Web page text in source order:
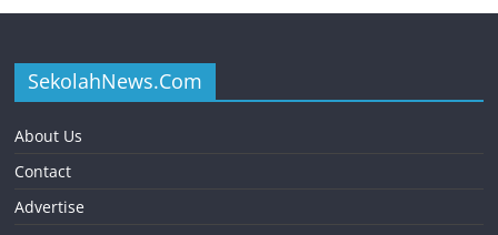
SekolahNews.Com
About Us
Contact
Advertise